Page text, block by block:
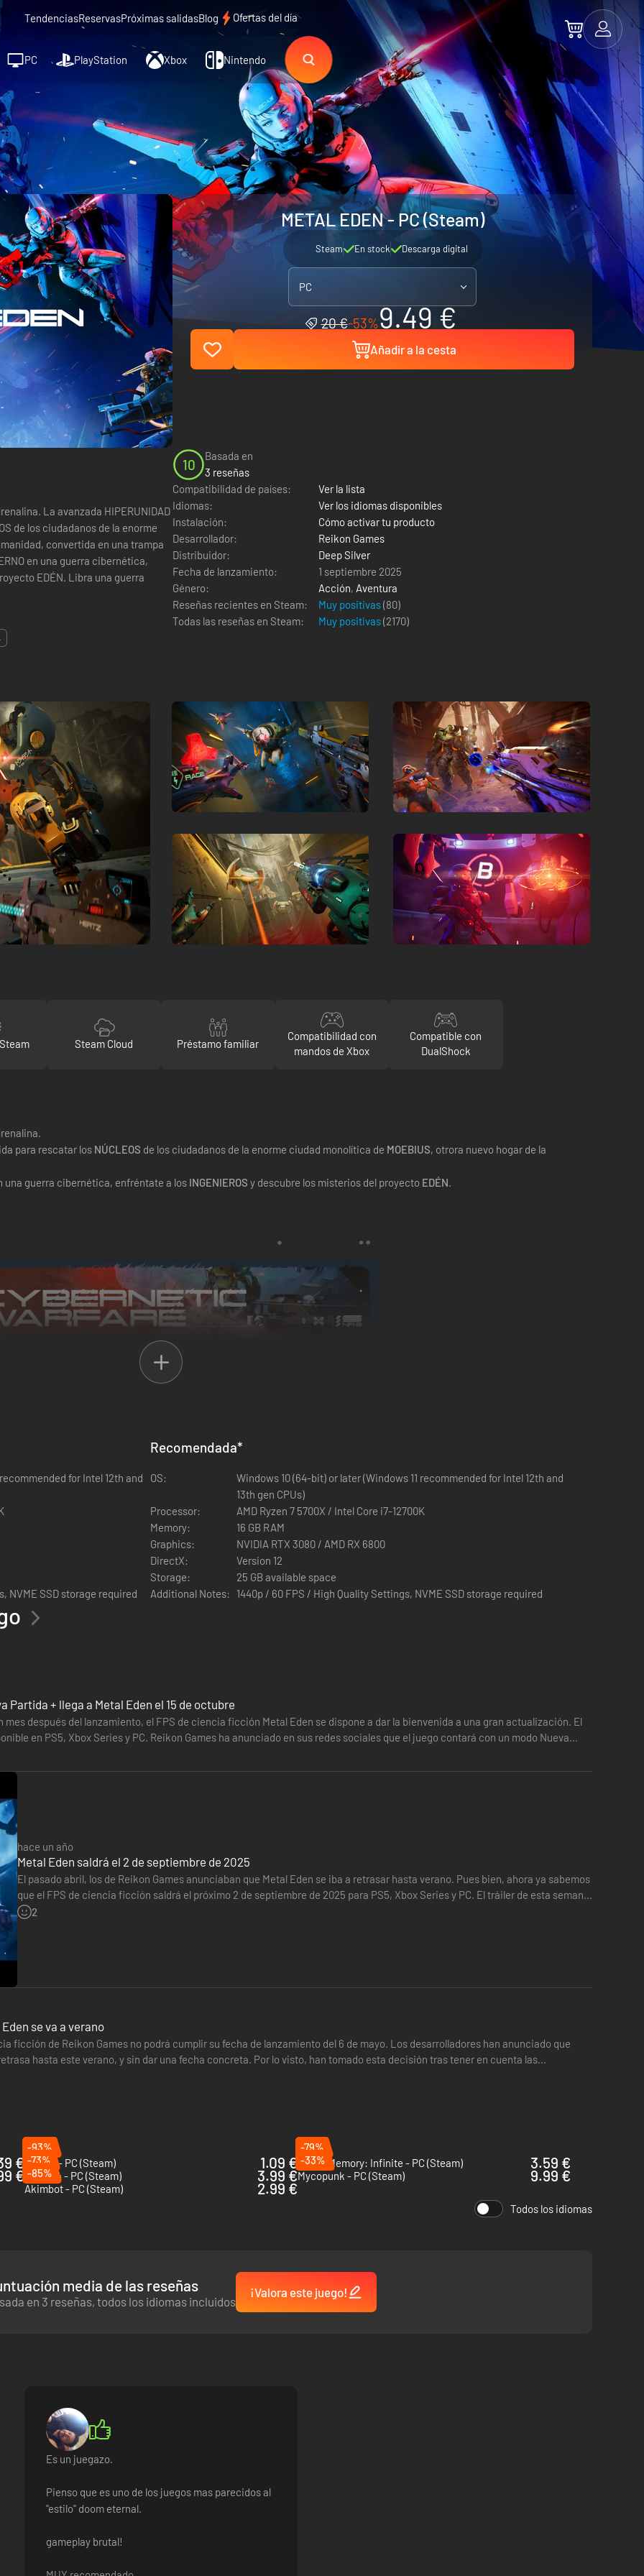
TendenciasReservasPróximas salidasBlog Ofertas del día
PC PlayStation Xbox Nintendo
METAL EDEN - PC (Steam)
Steam En stock Descarga digital
PC
20 €-53%9.49 €
Añadir a la cesta
La avanzada HIPERUNIDAD
de los ciudadanos de la enorme
convertida en una trampa
en una guerra cibernética,
EDÉN. Libra una guerra
10
Basada en
3 reseñas
Compatibilidad de países:
Ver la lista
Idiomas:
Ver los idiomas disponibles
Instalación:
Cómo activar tu producto
Desarrollador:
Reikon Games
Distribuidor:
Deep Silver
Fecha de lanzamiento:
1 septiembre 2025
Género:
Acción, Aventura
Reseñas recientes en Steam:
Muy positivas(80)
Todas las reseñas en Steam:
Muy positivas(2170)
Steam Cloud Préstamo familiar
Compatibilidad con
mandos de Xbox
Compatible con
DualShock
para rescatar los NÚCLEOS de los ciudadanos de la enorme ciudad monolítica de MOEBIUS, otrora nuevo hogar de la
una guerra cibernética, enfréntate a los INGENIEROS y descubre los misterios del proyecto EDÉN.
protegen los secretos de un mundo artificial. Enfréntate a una diversa plantilla de tropas mecánicas, tan resistentes como
de energía y destruye los escudos del
construido para la defensa.
llevar a cabo gracias a tu
y enfrentarte a nuevos y letales enemigos mecánicos. Controla el aire y domina la batalla con tus ganchos gravitatorios y tu
superficie del planeta y que protege la misteriosaTORRE COLMENA. Estuvo dirigida por los misteriososINGENIEROS , y llegó a ser
convertida en una trampa mortal. Explora los entornos brutalistas y monolíticos de esta ciudad orbital abandonada y el
metálica de la
for Intel 12th and
NVME SSD storage required
Recomendada*
OS:
Windows 10 (64-bit) or later (Windows 11 recommended for Intel 12th and
13th gen CPUs)
Processor:
AMD Ryzen 7 5700X / Intel Core i7-12700K
Memory:
16 GB RAM
Graphics:
NVIDIA RTX 3080 / AMD RX 6800
DirectX:
Version 12
Storage:
25 GB available space
Additional Notes:
1440p / 60 FPS / High Quality Settings, NVME SSD storage required
Partida + llega a Metal Eden el 15 de octubre
mes después del lanzamiento, el FPS de ciencia ficción Metal Eden se dispone a dar la bienvenida a una gran actualización. El
en PS5, Xbox Series y PC. Reikon Games ha anunciado en sus redes sociales que el juego contará con un modo Nueva
hace un año
Metal Eden saldrá el 2 de septiembre de 2025
El pasado abril, los de Reikon Games anunciaban que Metal Eden se iba a retrasar hasta verano. Pues bien, ahora ya sabemos
que el FPS de ciencia ficción saldrá el próximo 2 de septiembre de 2025 para PS5, Xbox Series y PC. El tráiler de esta semana
cuenta con varias secuencias de juego y una cinemática.…
2
se va a verano
ficción de Reikon Games no podrá cumplir su fecha de lanzamiento del 6 de mayo. Los desarrolladores han anunciado que
hasta este verano, y sin dar una fecha concreta. Por lo visto, han tomado esta decisión tras tener en cuenta las
demo, y quieren…
€
-93%
Sprawl - PC (Steam)
1.09 €
-79%
Bright Memory: Infinite - PC (Steam)
3.59 €
€
-73%
Quake 4 - PC (Steam)
3.99 €
-33%
Mycopunk - PC (Steam)
9.99 €
-85%
Akimbot - PC (Steam)
2.99 €
Todos los idiomas
media de las reseñas
en 3 reseñas, todos los idiomas incluidos
¡Valora este juego!
Es un juegazo.
Pienso que es uno de los juegos mas parecidos al
"estilo" doom eternal.
gameplay brutal!